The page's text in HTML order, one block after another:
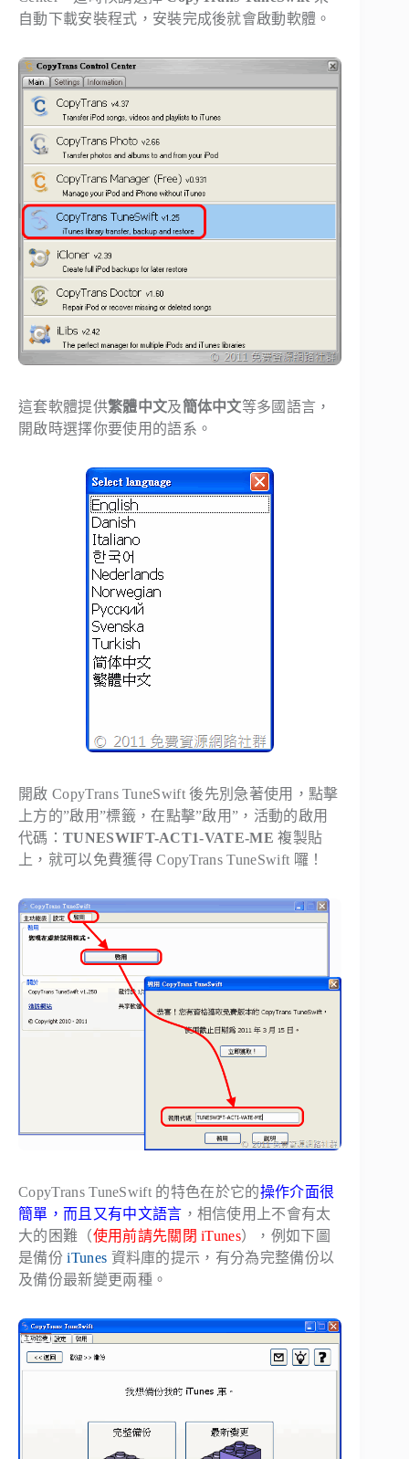
自動下載安裝程式，安裝完成後就會啟動軟體。
這套軟體提供繁體中文及簡体中文等多國語言，
開啟時選擇你要使用的語系。
開啟 CopyTrans TuneSwift 後先別急著使用，點擊
上方的”啟用”標籤，在點擊”啟用”，活動的啟用
代碼： TUNESWIFT-ACT1-VATE-ME 複製貼
上，就可以免費獲得 CopyTrans TuneSwift 囉！
CopyTrans TuneSwift 的特色在於它的操作介面很
簡單，而且又有中文語言 ，相信使用上不會有太
大的困難（使用前請先關閉 iTunes），例如下圖
是備份iTunes 資料庫的提示，有分為完整備份以
及備份最新變更兩種。